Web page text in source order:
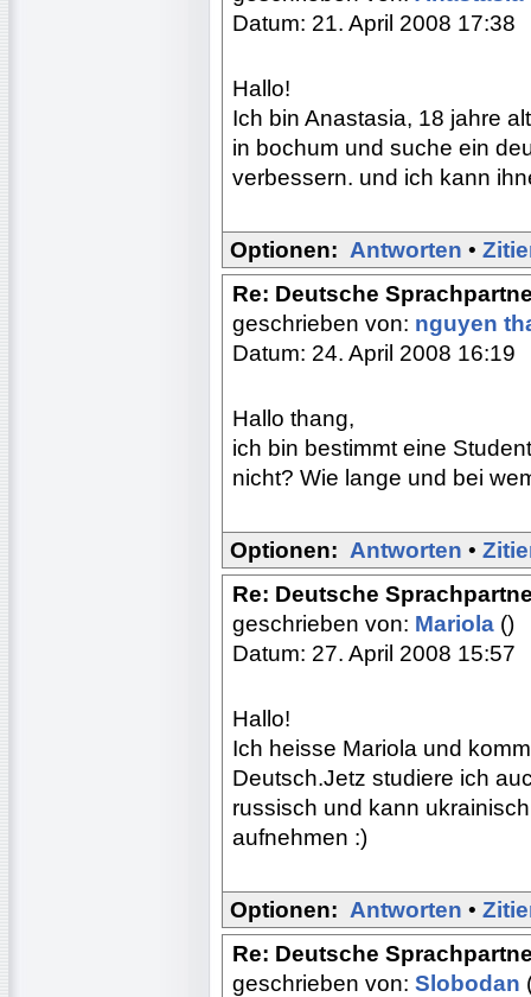
Datum: 21. April 2008 17:38
Hallo!
Ich bin Anastasia, 18 jahre
in bochum und suche ein
verbessern. und ich kann
Optionen: Antworten •
Re: Deutsche
geschrieben von: nguyen
Datum: 24. April 2008 16:19
Hallo thang,
ich bin bestimmt eine
nicht? Wie lange und bei
Optionen: Antworten •
Re: Deutsche
geschrieben von: Mariola ()
Datum: 27. April 2008 15:57
Hallo!
Ich heisse Mariola und
Deutsch.Jetz studiere ich
russisch und kann
aufnehmen :)
Optionen: Antworten •
Re: Deutsche
geschrieben von: Slobodan